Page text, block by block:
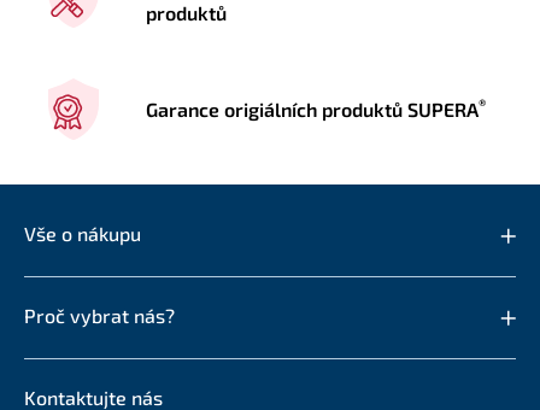
produktů
Garance origiálních produktů SUPERA®
Vše o nákupu
Proč vybrat nás?
Kontaktujte nás